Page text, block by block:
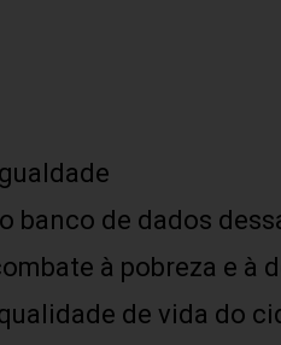
banco de dados
à pobreza e à
de vida do